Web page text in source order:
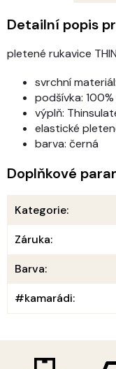
Detailní popis
pletené rukavice
svrchní
podšívka:
výplň:
elastické
barva: černá
Doplňkové
Kategorie:
Záruka:
Barva:
#kamarádi: